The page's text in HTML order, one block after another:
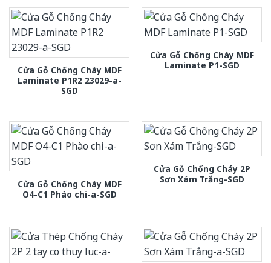
Cửa Gỗ Chống Cháy MDF
Laminate P1R2 23029-a-
SGD
Cửa Gỗ Chống Cháy MDF
Laminate P1-SGD
Cửa Gỗ Chống Cháy MDF
O4-C1 Phào chi-a-SGD
Cửa Gỗ Chống Cháy 2P
Sơn Xám Trắng-SGD